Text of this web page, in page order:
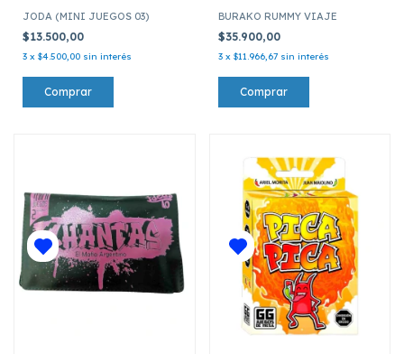
JODA (MINI JUEGOS 03)
$13.500,00
3 x $4.500,00 sin interés
BURAKO RUMMY VIAJE
$35.900,00
3 x $11.966,67 sin interés